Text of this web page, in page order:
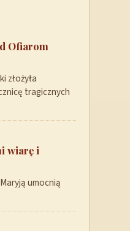
Ofiarom
złożyła
tragicznych
wiarę i
umocnią